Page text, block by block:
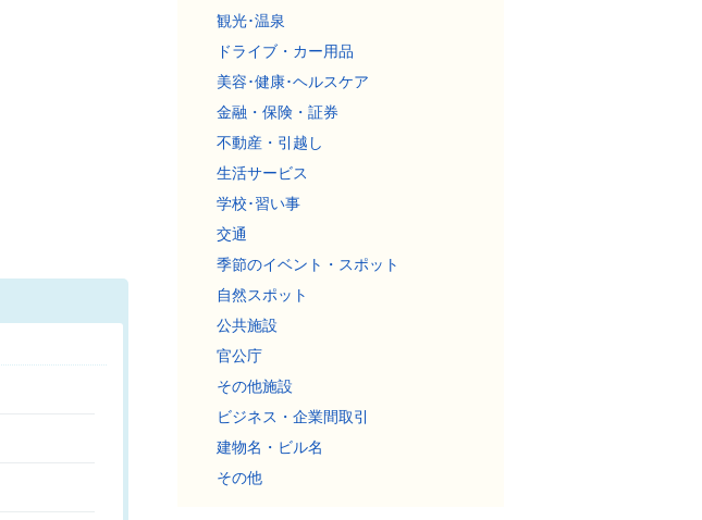
観光･温泉
ドライブ・カー用品
美容･健康･ヘルスケア
金融・保険・証券
不動産・引越し
生活サービス
学校･習い事
交通
季節のイベント・スポット
自然スポット
公共施設
官公庁
その他施設
ビジネス・企業間取引
建物名・ビル名
その他